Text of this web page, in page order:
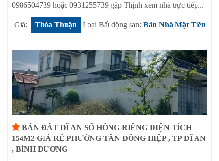
0986504739 hoặc 0931255739 gặp Thịnh xem nhà trực tiếp...
Giá: Thỏa Thuận Loại Bất động sản: Bán Nhà Mặt Tiền
BÁN ĐẤT DĨ AN SỔ HỒNG RIÊNG DIỆN TÍCH
154M2 GIÁ RẺ PHƯỜNG TÂN ĐÔNG HIỆP , TP DĨ AN
, BÌNH DƯƠNG